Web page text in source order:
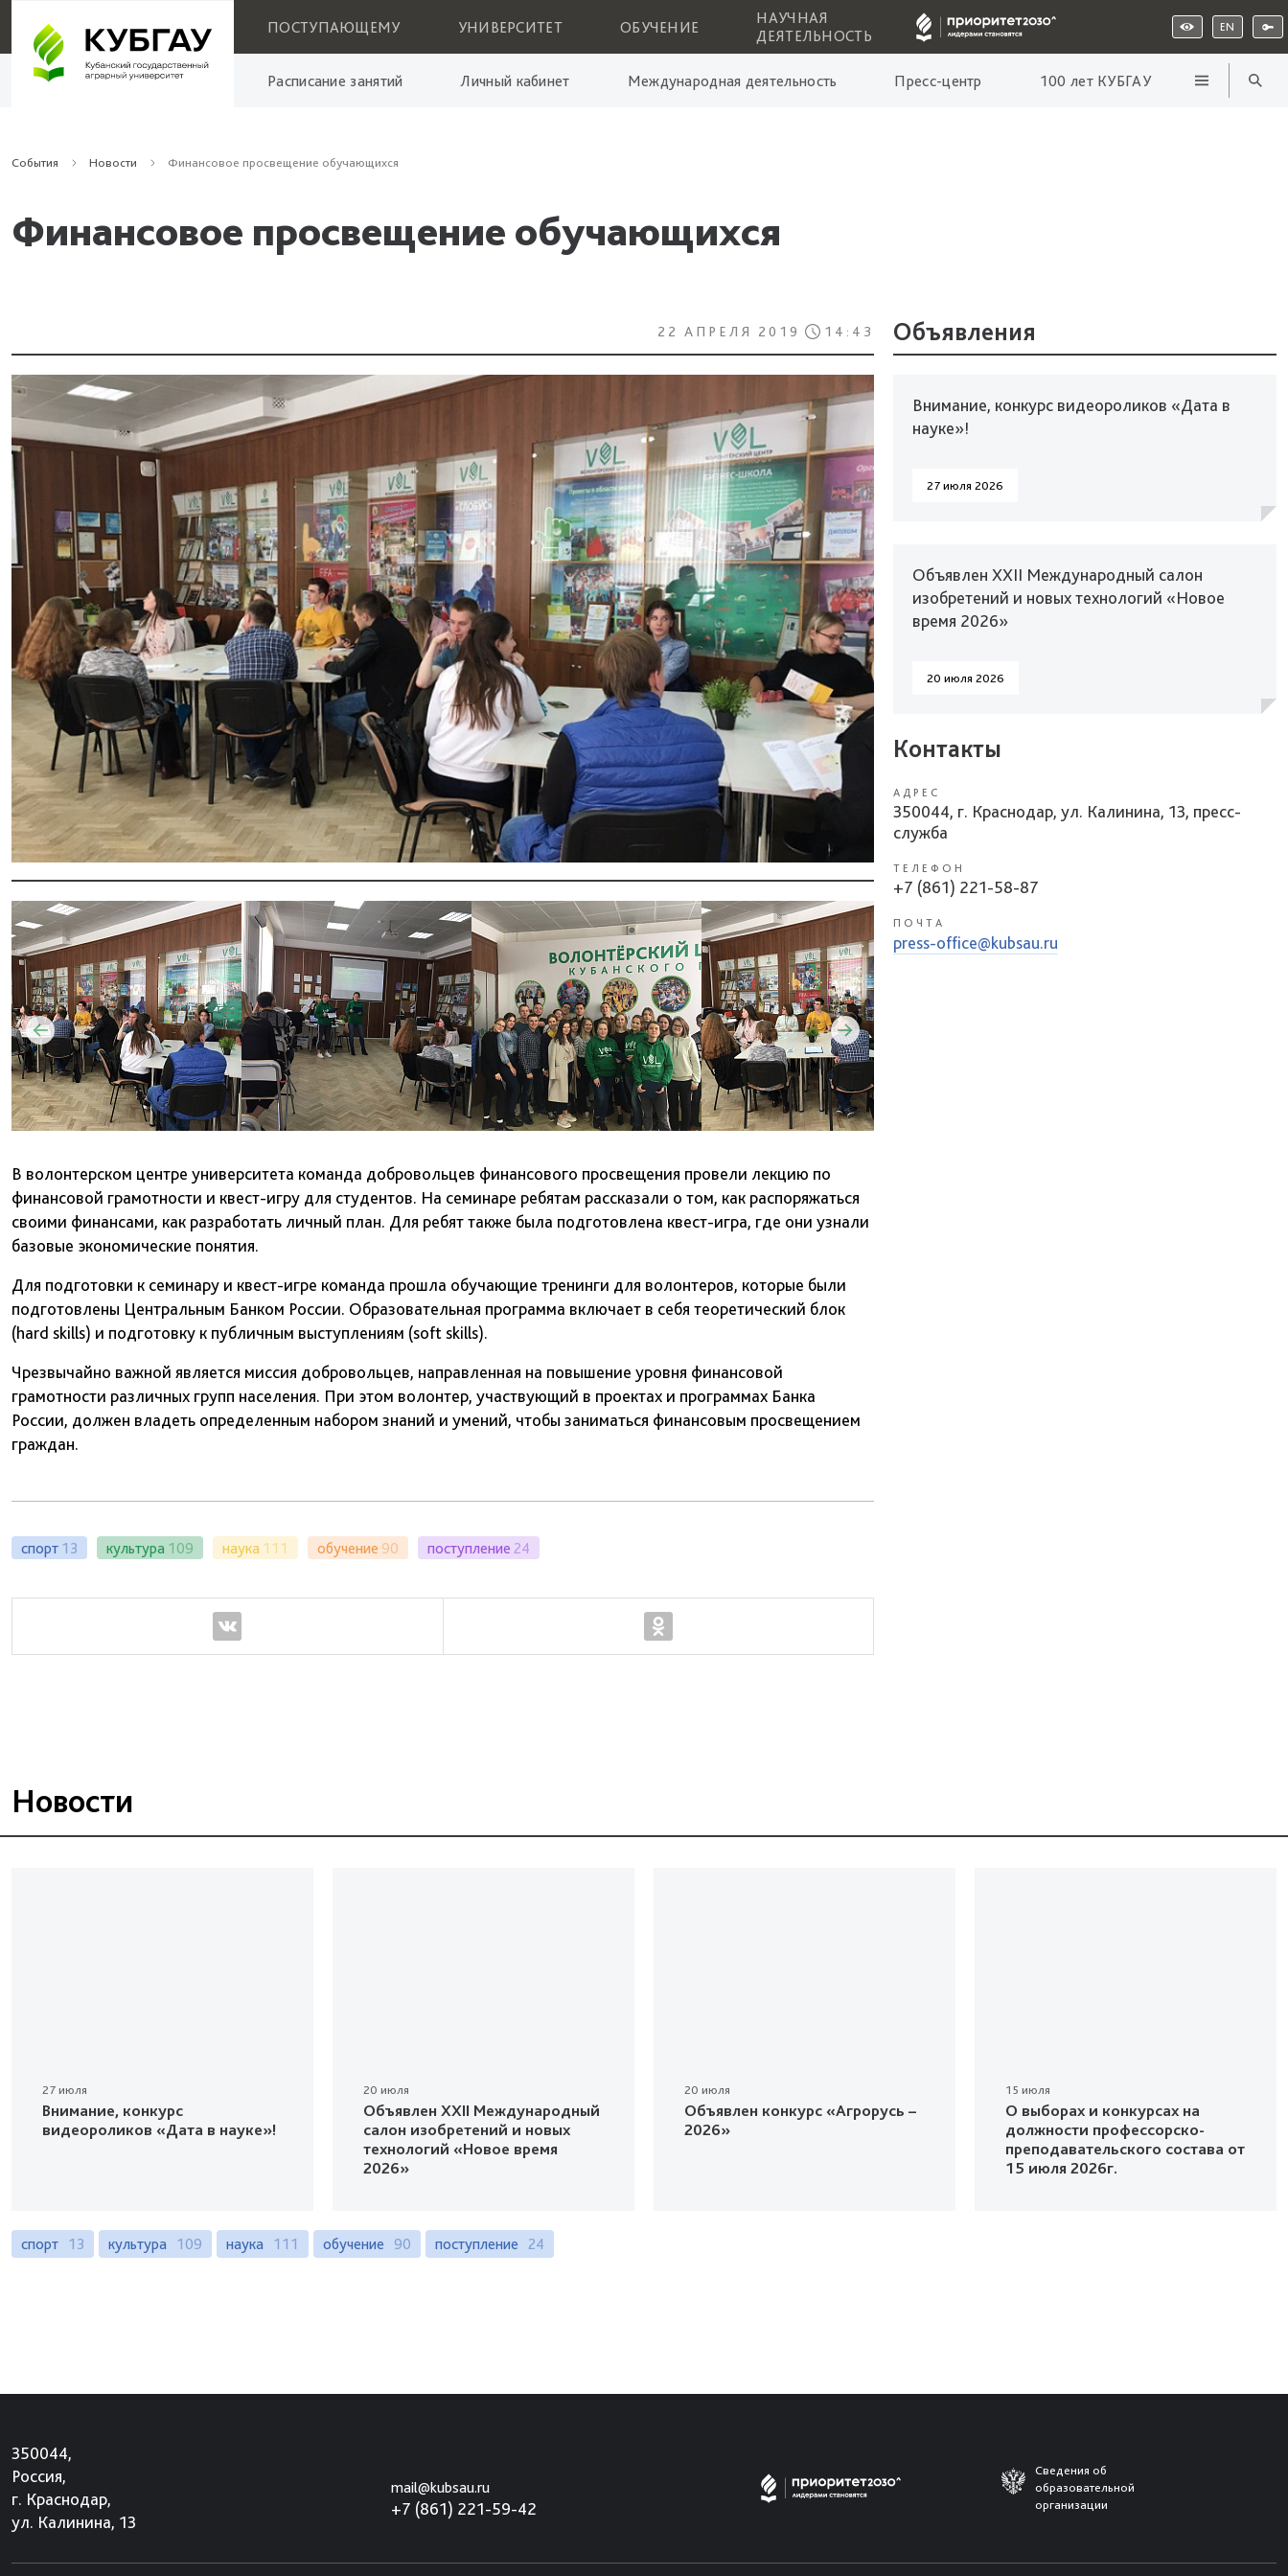
ПОСТУПАЮЩЕМУ УНИВЕРСИТЕТ ОБУЧЕНИЕ
НАУЧНАЯ
ДЕЯТЕЛЬНОСТЬ
EN
Расписание занятий Личный кабинет Международная деятельность Пресс-центр 100 лет КУБГАУ
События Новости Финансовое просвещение обучающихся
Финансовое просвещение обучающихся
22 АПРЕЛЯ 2019 14:43
В волонтерском центре университета команда добровольцев финансового просвещения провели лекцию по
финансовой грамотности и квест-игру для студентов. На семинаре ребятам рассказали о том, как распоряжаться
своими финансами, как разработать личный план. Для ребят также была подготовлена квест-игра, где они узнали
базовые экономические понятия.
Для подготовки к семинару и квест-игре команда прошла обучающие тренинги для волонтеров, которые были
подготовлены Центральным Банком России. Образовательная программа включает в себя теоретический блок
(hard skills) и подготовку к публичным выступлениям (soft skills).
Чрезвычайно важной является миссия добровольцев, направленная на повышение уровня финансовой
грамотности различных групп населения. При этом волонтер, участвующий в проектах и программах Банка
России, должен владеть определенным набором знаний и умений, чтобы заниматься финансовым просвещением
граждан.
спорт 13 культура 109 наука 111 обучение 90 поступление 24
Объявления
Внимание, конкурс видеороликов «Дата в
науке»!
27 июля 2026
Объявлен XXII Международный салон
изобретений и новых технологий «Новое
время 2026»
20 июля 2026
Контакты
АДРЕС
350044, г. Краснодар, ул. Калинина, 13, пресс-
служба
ТЕЛЕФОН
+7 (861) 221-58-87
ПОЧТА
press-office@kubsau.ru
Новости
27 июля
Внимание, конкурс
видеороликов «Дата в науке»!
20 июля
Объявлен XXII Международный
салон изобретений и новых
технологий «Новое время
2026»
20 июля
Объявлен конкурс «Агрорусь –
2026»
15 июля
О выборах и конкурсах на
должности профессорско-
преподавательского состава от
15 июля 2026г.
спорт 13 культура 109 наука 111 обучение 90 поступление 24
350044,
Россия,
г. Краснодар,
ул. Калинина, 13
mail@kubsau.ru
+7 (861) 221-59-42
Сведения об
образовательной
организации